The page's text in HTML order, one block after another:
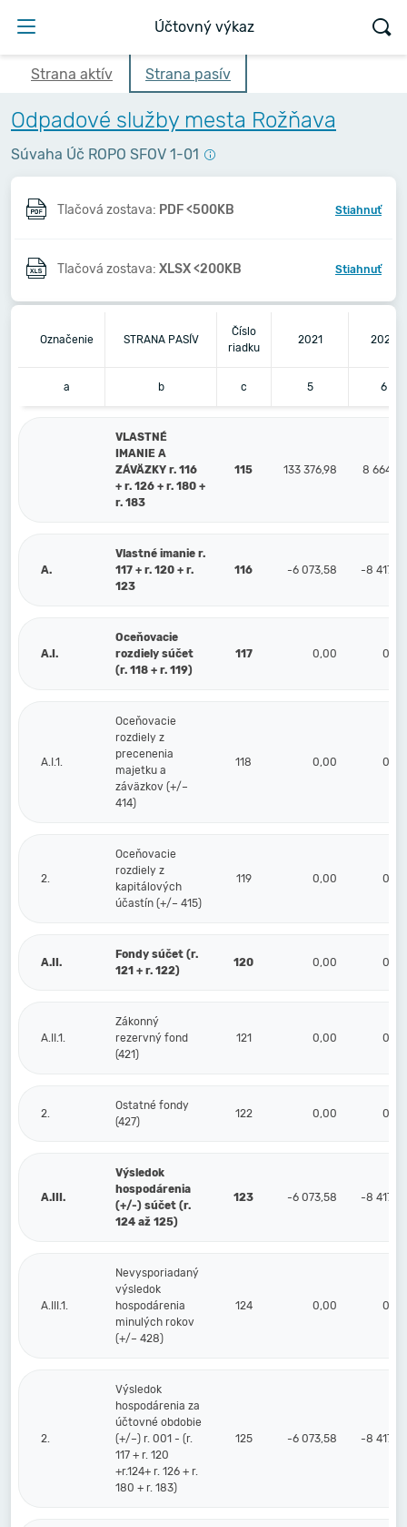
Účtovný výkaz
Strana aktív Strana pasív
Odpadové služby mesta Rožňava
Súvaha Úč ROPO SFOV 1-01
Tlačová zostava: PDF <500KB Stiahnuť
Tlačová zostava: XLSX <200KB Stiahnuť
Označenie STRANA PASÍV
Číslo
riadku
2021 2020
a b c 5 6
VLASTNÉ
IMANIE A
ZÁVÄZKY r. 116
+ r. 126 + r. 180 +
r. 183
115 133 376,98 8 664,25
A.
Vlastné imanie r.
117 + r. 120 + r.
123
116 -6 073,58 -8 417,25
A.I.
Oceňovacie
rozdiely súčet
(r. 118 + r. 119)
117 0,00 0,00
A.I.1.
Oceňovacie
rozdiely z
precenenia
majetku a
záväzkov (+/–
414)
118 0,00 0,00
2.
Oceňovacie
rozdiely z
kapitálových
účastín (+/– 415)
119 0,00 0,00
A.II.
Fondy súčet (r.
121 + r. 122)
120 0,00 0,00
A.II.1.
Zákonný
rezervný fond
(421)
121 0,00 0,00
2.
Ostatné fondy
(427)
122 0,00 0,00
A.III.
Výsledok
hospodárenia
(+/-) súčet (r.
124 až 125)
123 -6 073,58 -8 417,25
A.III.1.
Nevysporiadaný
výsledok
hospodárenia
minulých rokov
(+/– 428)
124 0,00 0,00
2.
Výsledok
hospodárenia za
účtovné obdobie
(+/–) r. 001 - (r.
117 + r. 120
+r.124+ r. 126 + r.
180 + r. 183)
125 -6 073,58 -8 417,25